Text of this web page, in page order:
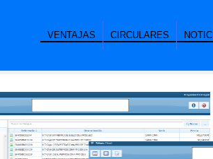
VENTAJAS CIRCULARES